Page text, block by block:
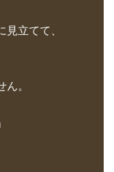
立てて、
。